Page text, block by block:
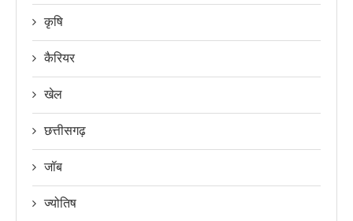
कृषि
कैरियर
खेल
छत्तीसगढ़
जॉब
ज्योतिष